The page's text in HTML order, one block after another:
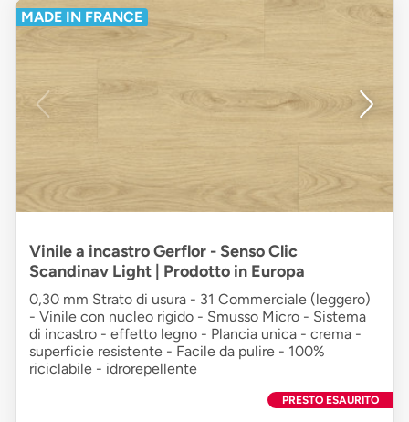
MADE IN FRANCE
Vinile a incastro Gerflor - Senso Clic
Scandinav Light | Prodotto in Europa
0,30 mm Strato di usura - 31 Commerciale (leggero)
- Vinile con nucleo rigido - Smusso Micro - Sistema
di incastro - effetto legno - Plancia unica - crema -
superficie resistente - Facile da pulire - 100%
riciclabile - idrorepellente
PRESTO ESAURITO